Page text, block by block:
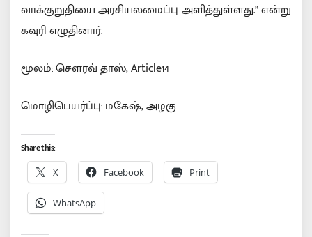
வாக்குறுதியை அரசியலமைப்பு அளித்துள்ளது.” என்று
கவுரி எழுதினார்.
மூலம்: சௌரவ் தாஸ், Article14
மொழிபெயர்ப்பு: மகேஷ், அழகு
Share this:
X Facebook Print
WhatsApp